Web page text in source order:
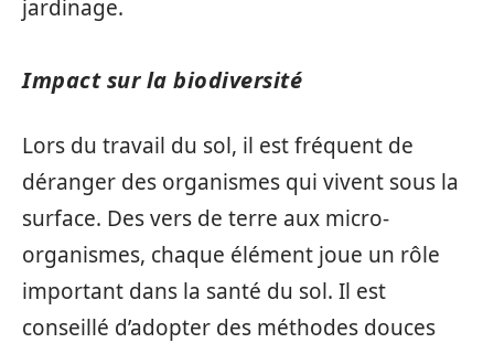
jardinage.
Impact sur la biodiversité
Lors du travail du sol, il est fréquent de
déranger des organismes qui vivent sous la
surface. Des vers de terre aux micro-
organismes, chaque élément joue un rôle
important dans la santé du sol. Il est
conseillé d’adopter des méthodes douces